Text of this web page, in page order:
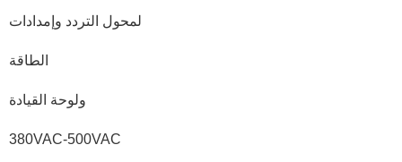
لمحول التردد وإمدادات
الطاقة
ولوحة القيادة
380VAC-500VAC